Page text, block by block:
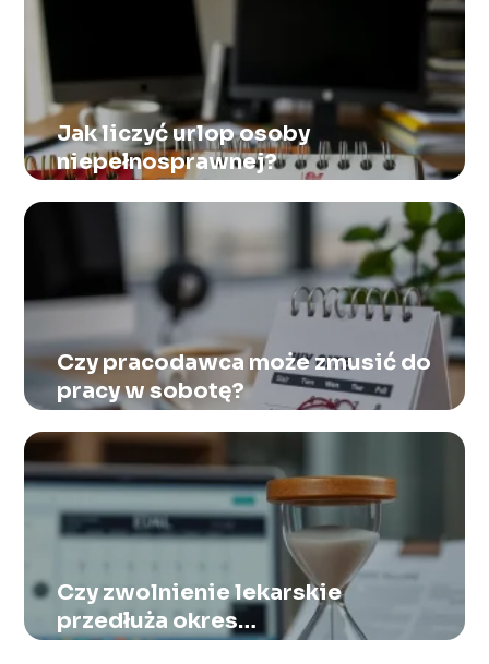
Jak liczyć urlop osoby
niepełnosprawnej?
Czy pracodawca może zmusić do
pracy w sobotę?
Czy zwolnienie lekarskie
przedłuża okres
wypowiedzenia?